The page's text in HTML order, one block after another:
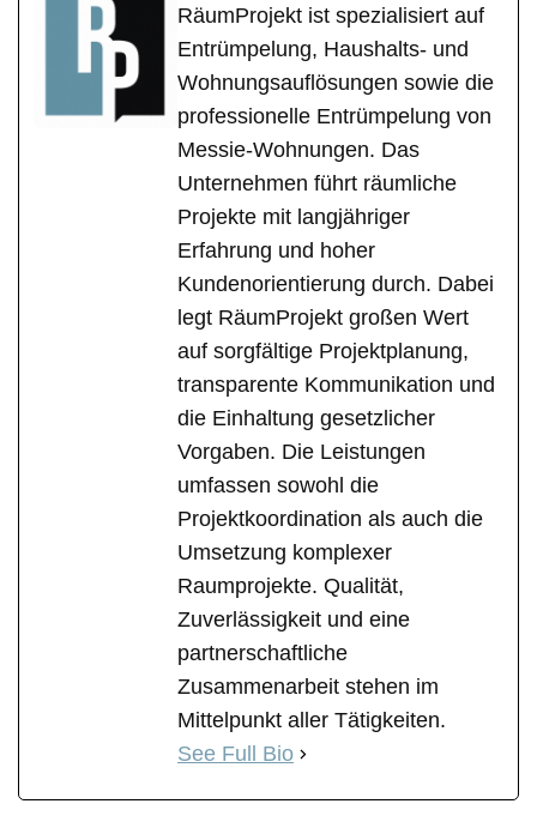
RäumProjekt ist spezialisiert auf
Entrümpelung, Haushalts- und
Wohnungsauflösungen sowie die
professionelle Entrümpelung von
Messie-Wohnungen. Das
Unternehmen führt räumliche
Projekte mit langjähriger
Erfahrung und hoher
Kundenorientierung durch. Dabei
legt RäumProjekt großen Wert
auf sorgfältige Projektplanung,
transparente Kommunikation und
die Einhaltung gesetzlicher
Vorgaben. Die Leistungen
umfassen sowohl die
Projektkoordination als auch die
Umsetzung komplexer
Raumprojekte. Qualität,
Zuverlässigkeit und eine
partnerschaftliche
Zusammenarbeit stehen im
Mittelpunkt aller Tätigkeiten.
See Full Bio